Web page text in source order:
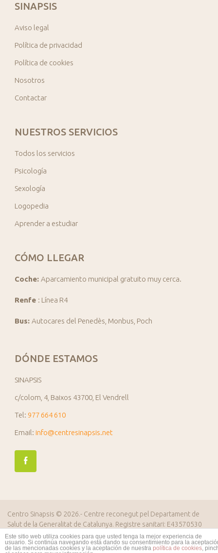
SINAPSIS
Aviso legal
Política de privacidad
Política de cookies
Nosotros
Contactar
NUESTROS SERVICIOS
Todos los servicios
Psicología
Sexología
Logopedia
Aprender a estudiar
CÓMO LLEGAR
Coche: Aparcamiento municipal gratuito muy cerca.
Renfe : Línea R4
Bus: Autocares del Penedès, Monbus, Poch
DÓNDE ESTAMOS
SINAPSIS
c/colom, 4, Baixos 43700, El Vendrell
Tel: 977 664 610
Email: info@centresinapsis.net
Centro Sinapsis © 2026.- Centre reconegut pel Departament de
Salut de la Generalitat de Catalunya. Registre sanitari: E43570530
Diseño web ROITIC.es
Este sitio web utiliza cookies para que usted tenga la mejor experiencia de
usuario. Si continúa navegando está dando su consentimiento para la
de las mencionadas cookies y la aceptación de nuestra política de cookies,